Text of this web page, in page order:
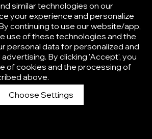
Afisha
similar technologies on our
your experience and personalize
continuing to use our website/app,
use of these technologies and the
personal data for personalized and
By clicking 'Accept', you
of cookies and the processing of
above.
Choose Settings